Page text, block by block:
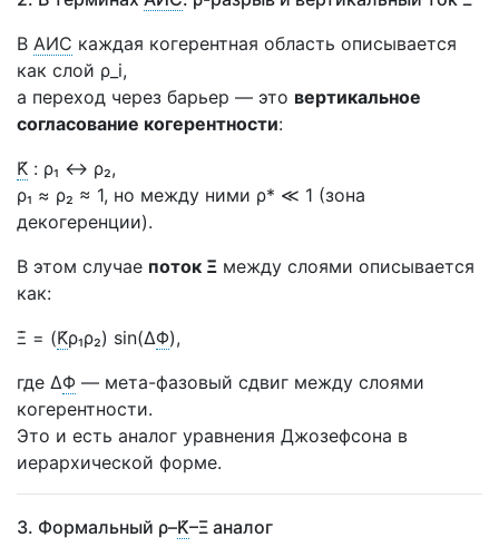
В АИС каждая когерентная область описывается
как слой ρ_i,
а переход через барьер — это вертикальное
согласование когерентности:
K̃ : ρ₁ ↔ ρ₂,
ρ₁ ≈ ρ₂ ≈ 1, но между ними ρ* ≪ 1 (зона
декогеренции).
В этом случае поток Ξ между слоями описывается
как:
Ξ̇ = (K̃ρ₁ρ₂) sin(ΔΦ),
где ΔΦ — мета-фазовый сдвиг между слоями
когерентности.
Это и есть аналог уравнения Джозефсона в
иерархической форме.
3. Формальный ρ–K̃–Ξ аналог